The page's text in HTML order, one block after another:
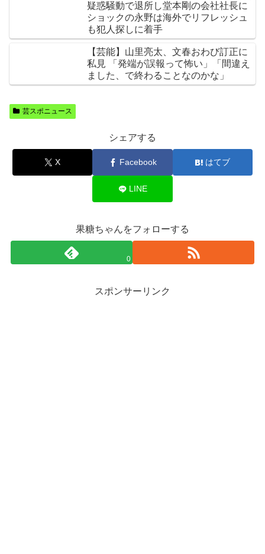
疑惑騒動で退所し堂本剛の会社社長に
ショックの永野は海外でリフレッシュ
も犯人探しに着手
【芸能】山里亮太、文春おわび訂正に
私見 「発端が誤報って怖い」「間違え
ました、で終わることなのかな」
芸スポニュース
シェアする
X Facebook はてブ
LINE
果糖ちゃんをフォローする
0
スポンサーリンク